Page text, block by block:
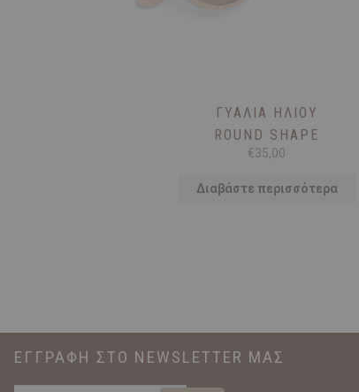
ΓΥΑΛΙΆ ΗΛΊΟΥ
ROUND SHAPE
€35,00
Διαβάστε περισσότερα
ΕΓΓΡΑΦΗ ΣΤΟ NEWSLETTER ΜΑΣ